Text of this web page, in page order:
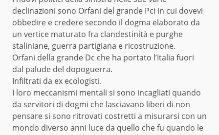
declinazioni sono Orfani del grande Pci in cui dovevi
obbedire e credere secondo il dogma elaborato da
un vertice maturato fra clandestinità e purghe
staliniane, guerra partigiana e ricostruzione.
Orfani della grande Dc che ha portato l’Italia fuori
dal palude del dopoguerra.
Infiltrati da ex ecologisti.
I loro meccanismi mentali si sono incagliati quando
da servitori di dogmi che lasciavano liberi di non
pensare si sono ritrovati costretti a misurarsi con un
mondo diverso anni luce da quello che fu quando le